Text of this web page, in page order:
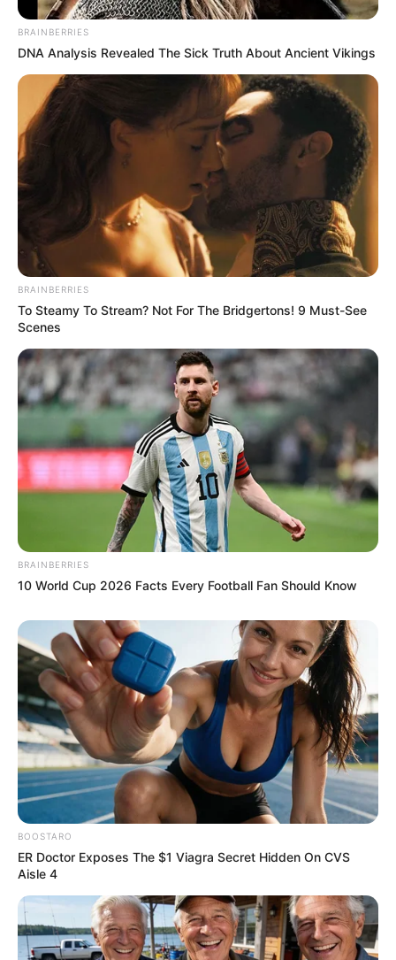
BRAINBERRIES
DNA Analysis Revealed The Sick Truth About Ancient Vikings
BRAINBERRIES
To Steamy To Stream? Not For The Bridgertons! 9 Must-See
Scenes
BRAINBERRIES
10 World Cup 2026 Facts Every Football Fan Should Know
BOOSTARO
ER Doctor Exposes The $1 Viagra Secret Hidden On CVS
Aisle 4